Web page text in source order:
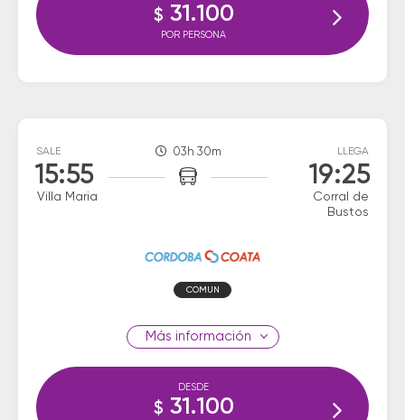
$ 31.100
POR PERSONA
SALE
15:55
Villa Maria
03h 30m LLEGA
19:25
Corral de
Bustos
COMUN
información
DESDE
$ 31.100